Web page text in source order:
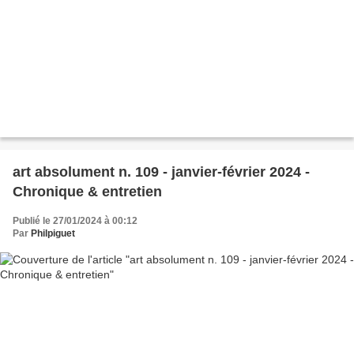
art absolument n. 109 - janvier-février 2024 -
Chronique & entretien
Publié le 27/01/2024 à 00:12
Par Philpiguet